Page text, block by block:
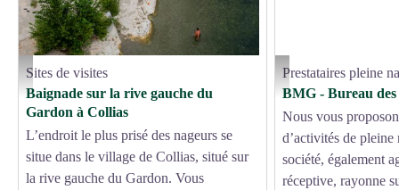
Baignade dans le Gardon depuis Collias - ©Destination Pays d'Uzès Pont du
Sites de visites
Baignade sur la rive gauche du
Gardon à Collias
L’endroit le plus prisé des nageurs se
situe dans le village de Collias, situé sur
la rive gauche du Gardon. Vous
BMG canoe - BMG canoe
Prestataires pleine
BMG - Bureau
Nous vous
d’activités de
société, également
réceptive, rayonne